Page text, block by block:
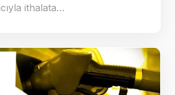
ithalata…